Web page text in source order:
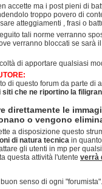
accette ma i post pieni di
troppo povero di
atteggiamenti , frasi o
tali norme verranno
verranno bloccati se sarà
di apportare qualsiasi
di questo forum da parte
che ne riportino la
direttamente le
o vengono
a disposizione questo
di natura tecnica in
gli utenti in mp per
questa attività l'utente verrà
senso di ogni "forumista".